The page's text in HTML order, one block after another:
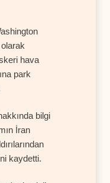
hava
park
bilgi
İran
kaydetti.